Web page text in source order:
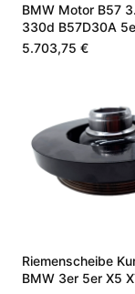
BMW Motor B57
330d B57D30A
11002473237
5.703,75 €
Riemenscheibe
BMW 3er 5er X5